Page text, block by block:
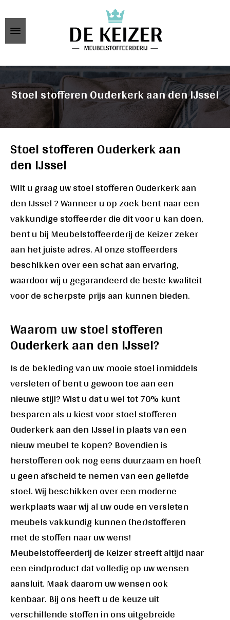
Stoel stofferen Ouderkerk aan den IJssel
Stoel stofferen Ouderkerk aan
den IJssel
Wilt u graag uw stoel stofferen Ouderkerk aan
den IJssel ? Wanneer u op zoek bent naar een
vakkundige stoffeerder die dit voor u kan doen,
bent u bij Meubelstoffeerderij de Keizer zeker
aan het juiste adres. Al onze stoffeerders
beschikken over een schat aan ervaring,
waardoor wij u gegarandeerd de beste kwaliteit
voor de scherpste prijs aan kunnen bieden.
Waarom uw stoel stofferen
Ouderkerk aan den IJssel?
Is de bekleding van uw mooie stoel inmiddels
versleten of bent u gewoon toe aan een
nieuwe stijl? Wist u dat u wel tot 70% kunt
besparen als u kiest voor stoel stofferen
Ouderkerk aan den IJssel in plaats van een
nieuw meubel te kopen? Bovendien is
herstofferen ook nog eens duurzaam en hoeft
u geen afscheid te nemen van een geliefde
stoel. Wij beschikken over een moderne
werkplaats waar wij al uw oude en versleten
meubels vakkundig kunnen (her)stofferen
met de stoffen naar uw wens!
Meubelstoffeerderij de Keizer streeft altijd naar
een eindproduct dat volledig op uw wensen
aansluit. Maak daarom uw wensen ook
kenbaar. Bij ons heeft u de keuze uit
verschillende stoffen in ons uitgebreide